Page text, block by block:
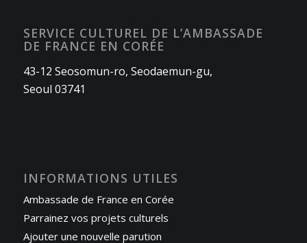
SERVICE CULTUREL DE L’AMBASSADE
DE FRANCE EN CORÉE
43-12 Seosomun-ro, Seodaemun-gu,
Seoul 03741
INFORMATIONS UTILES
Ambassade de France en Corée
Parrainez vos projets culturels
Ajouter une nouvelle parution